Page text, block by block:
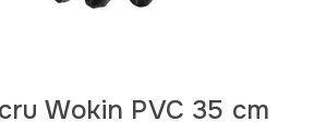
Wokin PVC 35 cm